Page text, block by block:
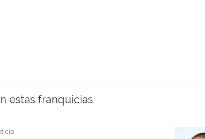
estas franquicias